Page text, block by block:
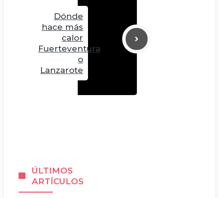
Dónde
hace más
calor
Fuerteventura
o
Lanzarote
ÚLTIMOS
ARTÍCULOS